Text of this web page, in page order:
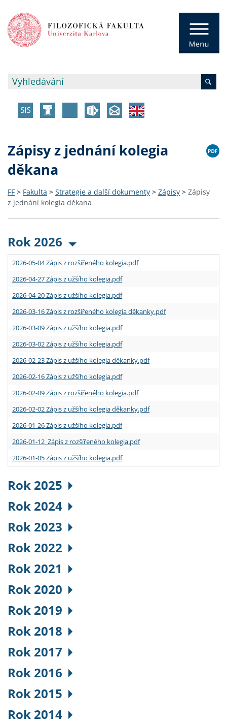
Zápisy z jednání kolegia
děkana
FF > Fakulta > Strategie a další dokumenty > Zápisy > Zápisy
z jednání kolegia děkana
Rok 2026
2026-05-04 Zápis z rozšířeného kolegia.pdf
2026-04-27 Zápis z užšího kolegia.pdf
2026-04-20 Zápis z užšího kolegia.pdf
2026-03-16 Zápis z rozšířeného kolegia děkanky.pdf
2026-03-09 Zápis z užšího kolegia.pdf
2026-03-02 Zápis z užšího kolegia.pdf
2026-02-23 Zápis z užšího kolegia děkanky.pdf
2026-02-16 Zápis z užšího kolegia.pdf
2026-02-09 Zápis z rozšířeného kolegia.pdf
2026-02-02 Zápis z užšího kolegia děkanky.pdf
2026-01-26 Zápis z užšího kolegia.pdf
2026-01-12 Zápis z rozšířeného kolegia.pdf
2026-01-05 Zápis z užšího kolegia.pdf
Rok 2025
Rok 2024
Rok 2023
Rok 2022
Rok 2021
Rok 2020
Rok 2019
Rok 2018
Rok 2017
Rok 2016
Rok 2015
Rok 2014